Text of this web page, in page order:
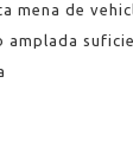
mena de
amplada